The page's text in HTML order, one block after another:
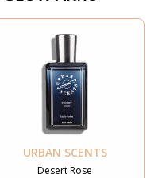
URBAN SCENTS
Desert Rose